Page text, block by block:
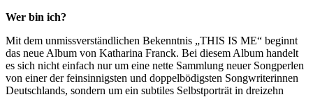
Wer bin ich?
Mit dem unmissverständlichen Bekenntnis „THIS IS ME“ beginnt
das neue Album von Katharina Franck. Bei diesem Album handelt
es sich nicht einfach nur um eine nette Sammlung neuer Songperlen
von einer der feinsinnigsten und doppelbödigsten Songwriterinnen
Deutschlands, sondern um ein subtiles Selbstporträt in dreizehn